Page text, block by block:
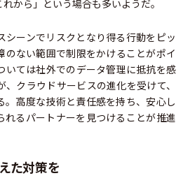
から」という場合も多いようだ。
ーンでリスクとなり得る行動をピッ
のない範囲で制限をかけることがポイ
いては社外でのデータ管理に抵抗を感
クラウドサービスの進化を受けて、
。高度な技術と責任感を持ち、安心し
れるパートナーを見つけることが推進
た対策を